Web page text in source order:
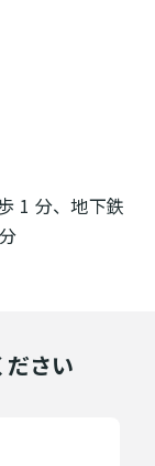
1 分、地下鉄
ださい